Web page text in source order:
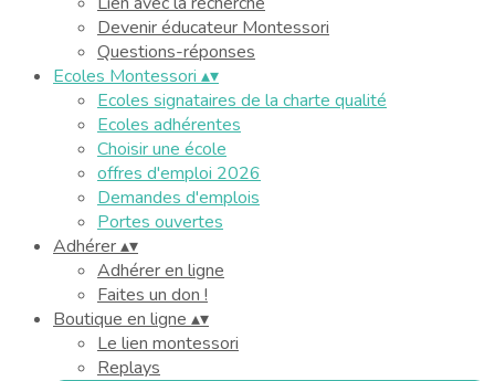
Devenir éducateur Montessori
Questions-réponses
Ecoles Montessori ▴▾
Ecoles signataires de la charte qualité
Ecoles adhérentes
Choisir une école
offres d'emploi 2026
Demandes d'emplois
Portes ouvertes
Adhérer▴▾
Adhérer en ligne
Faites un don !
Boutique en ligne ▴▾
Le lien montessori
Replays